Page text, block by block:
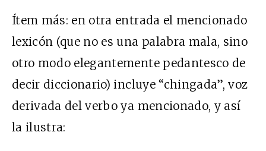
Ítem más: en otra entrada el mencionado
lexicón (que no es una palabra mala, sino
otro modo elegantemente pedantesco de
decir diccionario) incluye “chingada”, voz
derivada del verbo ya mencionado, y así
la ilustra: